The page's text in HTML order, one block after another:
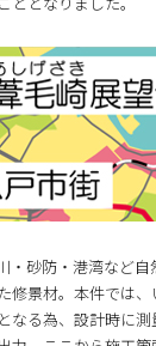
・砂防・港湾など
修景材。本件では
なる為、設計時に